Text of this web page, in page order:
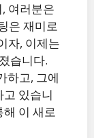
여러분은
은 재미로
자, 이제는
습니다.
하고, 그에
있습니
이 새로